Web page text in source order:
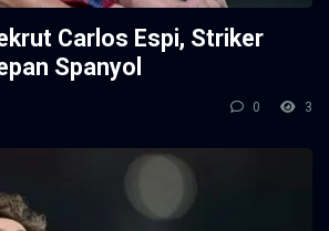
Carlos Espi, Striker
Spanyol
0 3